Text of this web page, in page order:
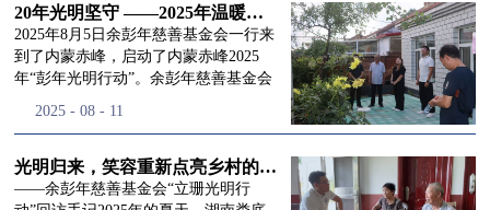
同回顾了基金会过往任期内在助学兴
教、医疗救助、公益事业普惠等多个领
域深耕耕耘的公益历程，充分肯定了第
三届理事会全体成员多年来接续付出的
民、济世利人"的慈善理念所做出的突
流程，完成了新一届治理层的选举任
命，全新的第四届理事会正式组建完
残联唐婷婷理事长到场参与本次启动活
动，由衷肯定了基金会坚持二十一年深
耕光明帮扶的坚守，也向长久奔走推进
项目的我们表达了谢意。二十一年时光
市与县域，一趟趟奔赴偏远地区，只为
景，这份认可，也让我们更加笃定前行
的脚步。启动仪式落幕之后，我们没有
20年光明坚守 ——2025年温暖启程“彭年光明行动”内蒙赤峰
2025年8月5日余彭年慈善基金会一行来
到了内蒙赤峰，启动了内蒙赤峰2025
年“彭年光明行动”。余彭年慈善基金会
欣以及余彭年慈善基金会志愿者姜颖妍
峰市残联理事长孙德欣对我们“彭年光
明行动”给予了高度的肯定，他表示“彭
2025 - 08 - 11
光明归来，笑容重新点亮乡村的角落
——余彭年慈善基金会“立珊光明行